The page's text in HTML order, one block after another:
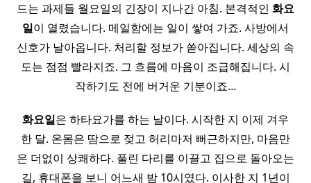
드는 과제들 월요일의 긴장이 지나간 아침. 본격적인 화요
일이 열렸습니다. 메일함에는 일이 쌓여 가죠. 사방에서
신호가 날아옵니다. 처리할 정보가 쏟아집니다. 세상의 속
도는 점점 빨라지죠. 그 흐름에 마음이 조급해집니다. 시
작하기도 전에 버거운 기분이죠…
화요일은 하타요가를 하는 날이다. 시작한 지 이제 겨우
한 달. 온몸은 땀으로 젖고 허리마저 뻐근하지만, 마음만
은 더없이 상쾌하다. 풀린 다리를 이끌고 집으로 돌아오는
길, 휴대폰을 보니 어느새 밤 10시였다. 이사한 지 1년이